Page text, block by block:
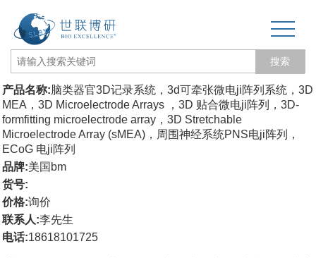
搜索
网站首页
关于我们
产品名称:脑类器官3D记录系统，3d可牵张微电ji阵列系统，3D
MEA，3D Microelectrode Arrays ，3D 贴合微电ji阵列，3D-
formfitting microelectrode array，3D Stretchable
Microelectrode Array (sMEA)，周围神经系统PNS电ji阵列，
ECoG 电ji阵列
品牌:美国bm
货号:
价格:询价
联系人:李先生
电话:18618101725